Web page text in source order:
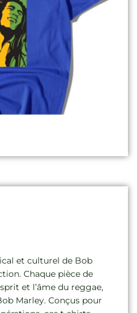
et culturel de Bob
Chaque pièce de
et l’âme du reggae,
Marley. Conçus pour